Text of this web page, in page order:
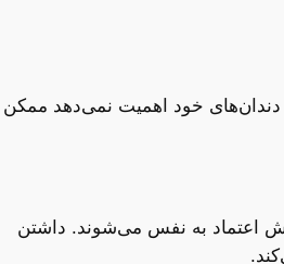
دندان‌های خود اهمیت نمی‌دهد ممکن
اعتماد به نفس می‌شوند. داشتن